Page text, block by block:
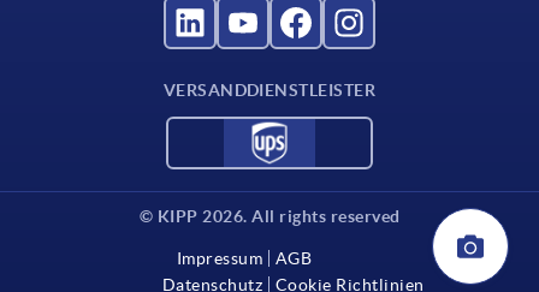
VERSANDDIENSTLEISTER
© KIPP 2026. All rights reserved
Impressum
AGB
Datenschutz
Cookie Richtlinien